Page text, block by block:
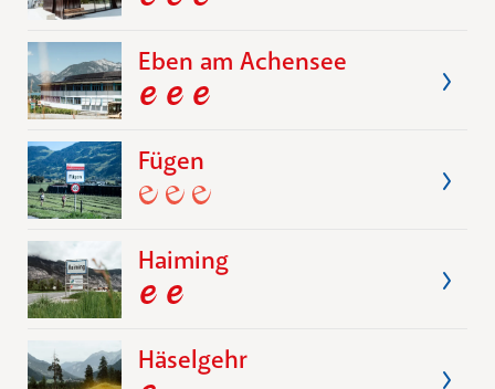
Eben am Achensee
Fügen
Haiming
Häselgehr